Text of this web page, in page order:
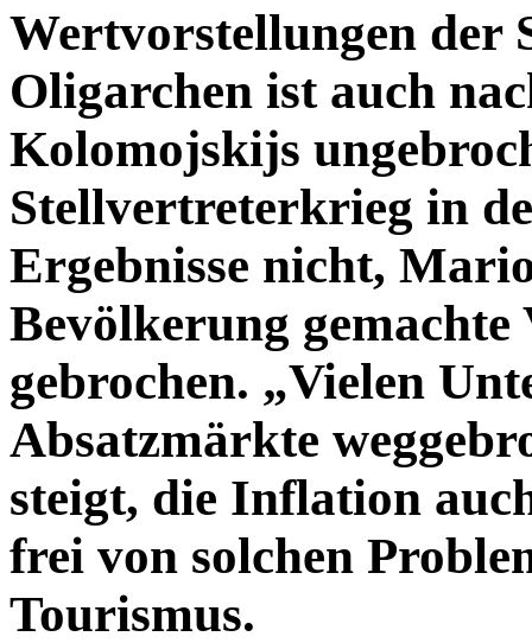
Wertvorstellungen der
Oligarchen ist auch
Kolomojskijs
Stellvertreterkrieg in
Ergebnisse nicht,
Bevölkerung gemachte
gebrochen. „Vielen
Absatzmärkte
steigt, die Inflation
frei von solchen
Tourismus.